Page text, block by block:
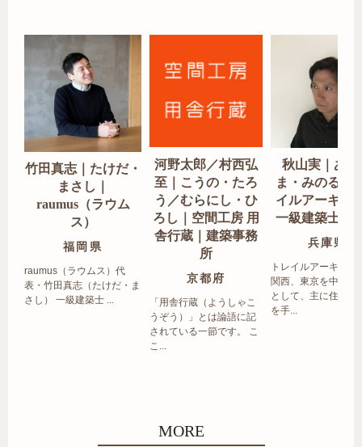
竹田真志｜たけだ・
まさし｜
raumus（ラウム
ス）
福岡県
raumus（ラウムス）代
表・竹田真志（たけだ・ま
さし） 一級建築士 ...
河野太郎／村西弘
至｜こうの・たろ
う／むらにし・ひ
ろし｜空間工房 用
舎行蔵｜建築事務
所
京都府
「用舎行蔵（ようしゃこ
うぞう）」とは論語に記
されている一節です。 こ
こ...
秋山実｜あき
ま・みのる｜
イルアーキテ
一級建築士事
兵庫県
トレイルアーキテク
関西、東京を中心エ
として、主に住宅の
を手...
MORE